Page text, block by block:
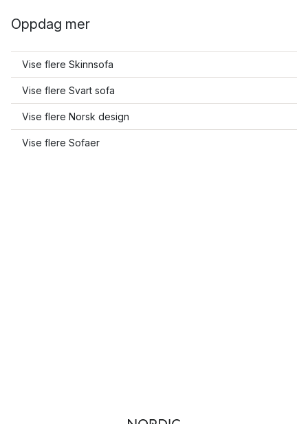
Oppdag mer
Vise flere Skinnsofa
Vise flere Svart sofa
Vise flere Norsk design
Vise flere Sofaer